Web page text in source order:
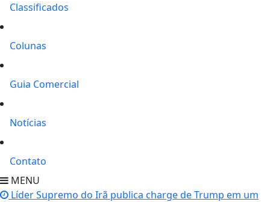
Classificados
Colunas
Guia Comercial
Notícias
Contato
MENU
Líder Supremo do Irã publica charge de Trump em um